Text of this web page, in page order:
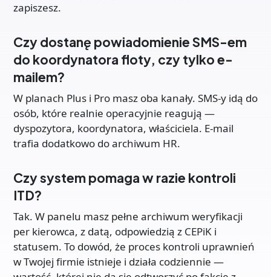
zapiszesz.
Czy dostanę powiadomienie SMS-em
do koordynatora floty, czy tylko e-
mailem?
W planach Plus i Pro masz oba kanały. SMS-y idą do
osób, które realnie operacyjnie reagują —
dyspozytora, koordynatora, właściciela. E-mail
trafia dodatkowo do archiwum HR.
Czy system pomaga w razie kontroli
ITD?
Tak. W panelu masz pełne archiwum weryfikacji
per kierowca, z datą, odpowiedzią z CEPiK i
statusem. To dowód, że proces kontroli uprawnień
w Twojej firmie istnieje i działa codziennie —